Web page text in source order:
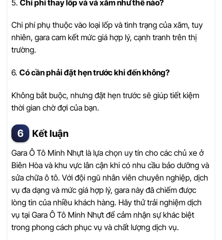
5. Chi phí thay lốp và vá xăm như thế nào?
Chi phí phụ thuộc vào loại lốp và tình trạng của xăm, tuy
nhiên, gara cam kết mức giá hợp lý, cạnh tranh trên thị
trường.
6. Có cần phải đặt hẹn trước khi đến không?
Không bắt buộc, nhưng đặt hẹn trước sẽ giúp tiết kiệm
thời gian chờ đợi của bạn.
Kết luận
Gara Ô Tô Minh Nhựt là lựa chọn uy tín cho các chủ xe ở
Biên Hòa và khu vực lân cận khi có nhu cầu bảo dưỡng và
sửa chữa ô tô. Với đội ngũ nhân viên chuyên nghiệp, dịch
vụ đa dạng và mức giá hợp lý, gara này đã chiếm được
lòng tin của nhiều khách hàng. Hãy thử trải nghiệm dịch
vụ tại Gara Ô Tô Minh Nhựt để cảm nhận sự khác biệt
trong phong cách phục vụ và chất lượng dịch vụ.